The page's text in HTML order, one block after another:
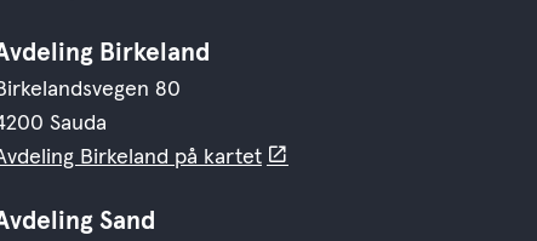
Birkeland
80
Sauda
Birkeland på kartet
Sand